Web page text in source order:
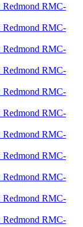
Redmond RMC-
Redmond RMC-
Redmond RMC-
Redmond RMC-
Redmond RMC-
Redmond RMC-
Redmond RMC-
Redmond RMC-
Redmond RMC-
Redmond RMC-
Redmond RMC-